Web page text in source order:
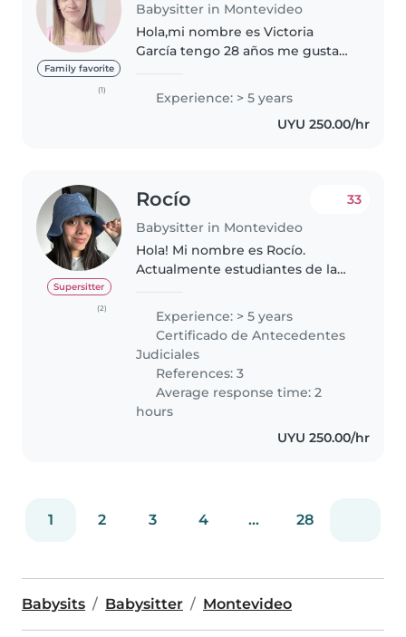
Family favorite
(1)
Babysitter in Montevideo
Hola,mi nombre es Victoria
García tengo 28 años me gusta
los niños escucharlos,ayudarlos,
jugar, y sobre todo cuidarlos,
también hago tareas del hogar..
Experience: > 5 years
UYU 250.00/hr
Supersitter
(2)
Rocío
Babysitter in Montevideo
33
Hola! Mi nombre es Rocío.
Actualmente estudiantes de la
infancia. Soy creativa, dinamica y
me encantan los niños. Me gusta
organizar tareas con ellos para..
Experience: > 5 years
Certificado de Antecedentes
Judiciales
References: 3
Average response time: 2
hours
UYU 250.00/hr
1 2 3 4 ... 28
Babysits Babysitter Montevideo